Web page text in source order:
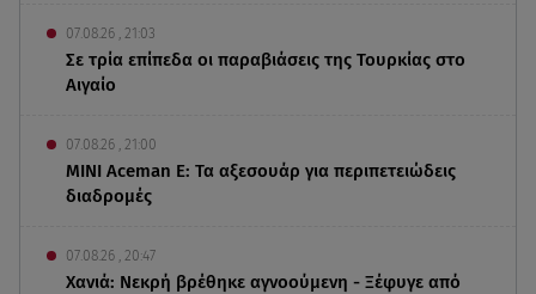
07.08.26 , 21:03
Σε τρία επίπεδα οι παραβιάσεις της Τουρκίας στο
Αιγαίο
07.08.26 , 21:00
MINI Aceman E: Τα αξεσουάρ για περιπετειώδεις
διαδρομές
07.08.26 , 20:47
Χανιά: Νεκρή βρέθηκε αγνοούμενη - Ξέφυγε από